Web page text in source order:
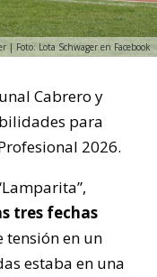
| Foto: Lota Schwager en Facebook
Cabrero y
para
2026.
tres fechas
tensión en un
estaba en una